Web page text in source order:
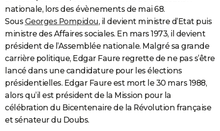
nationale, lors des évènements de mai 68.
SousGeorges Pompidou, il devient ministre d’Etat puis
ministre des Affaires sociales. En mars 1973, il devient
président de l’Assemblée nationale. Malgré sa grande
carrière politique, Edgar Faure regrette de ne pas s’être
lancé dans une candidature pour les élections
présidentielles. Edgar Faure est mort le 30 mars 1988,
alors qu’il est président de la Mission pour la
célébration du Bicentenaire de la Révolution française
et sénateur du Doubs.